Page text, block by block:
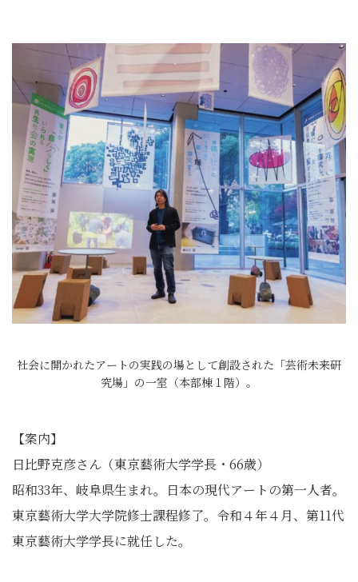
社会に開かれたアートの実践の場として創設された「芸術未来研
究場」の一室（本部棟１階）。
【案内】
日比野克彦さん（東京藝術大学学長・66歳）
昭和33年、岐阜県生まれ。日本の現代アートの第一人者。
東京藝術大学大学院修士課程修了。令和４年４月、第11代
東京藝術大学学長に就任した。